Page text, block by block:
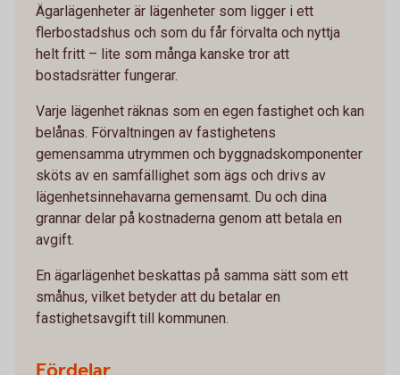
Ägarlägenheter är lägenheter som ligger i ett
flerbostadshus och som du får förvalta och nyttja
helt fritt – lite som många kanske tror att
bostadsrätter fungerar.
Varje lägenhet räknas som en egen fastighet och kan
belånas. Förvaltningen av fastighetens
gemensamma utrymmen och byggnadskomponenter
sköts av en samfällighet som ägs och drivs av
lägenhetsinnehavarna gemensamt. Du och dina
grannar delar på kostnaderna genom att betala en
avgift.
En ägarlägenhet beskattas på samma sätt som ett
småhus, vilket betyder att du betalar en
fastighetsavgift till kommunen.